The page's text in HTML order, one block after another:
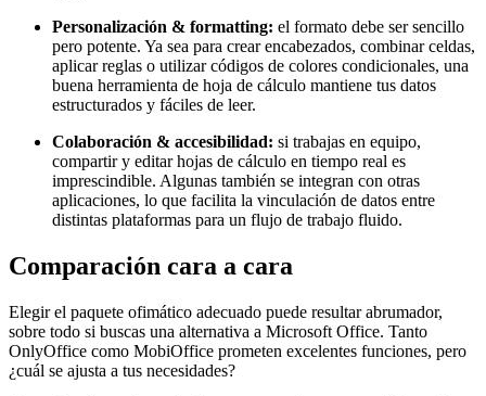
Personalización & formatting: el formato debe ser sencillo
pero potente. Ya sea para crear encabezados, combinar celdas,
aplicar reglas o utilizar códigos de colores condicionales, una
buena herramienta de hoja de cálculo mantiene tus datos
estructurados y fáciles de leer.
Colaboración & accesibilidad: si trabajas en equipo,
compartir y editar hojas de cálculo en tiempo real es
imprescindible. Algunas también se integran con otras
aplicaciones, lo que facilita la vinculación de datos entre
distintas plataformas para un flujo de trabajo fluido.
Comparación cara a cara
Elegir el paquete ofimático adecuado puede resultar abrumador,
sobre todo si buscas una alternativa a Microsoft Office. Tanto
OnlyOffice como MobiOffice prometen excelentes funciones, pero
¿cuál se ajusta a tus necesidades?